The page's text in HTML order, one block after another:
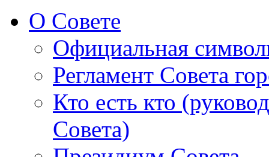
О Совете
Официальная
Регламент Совета
Кто есть кто
Совета)